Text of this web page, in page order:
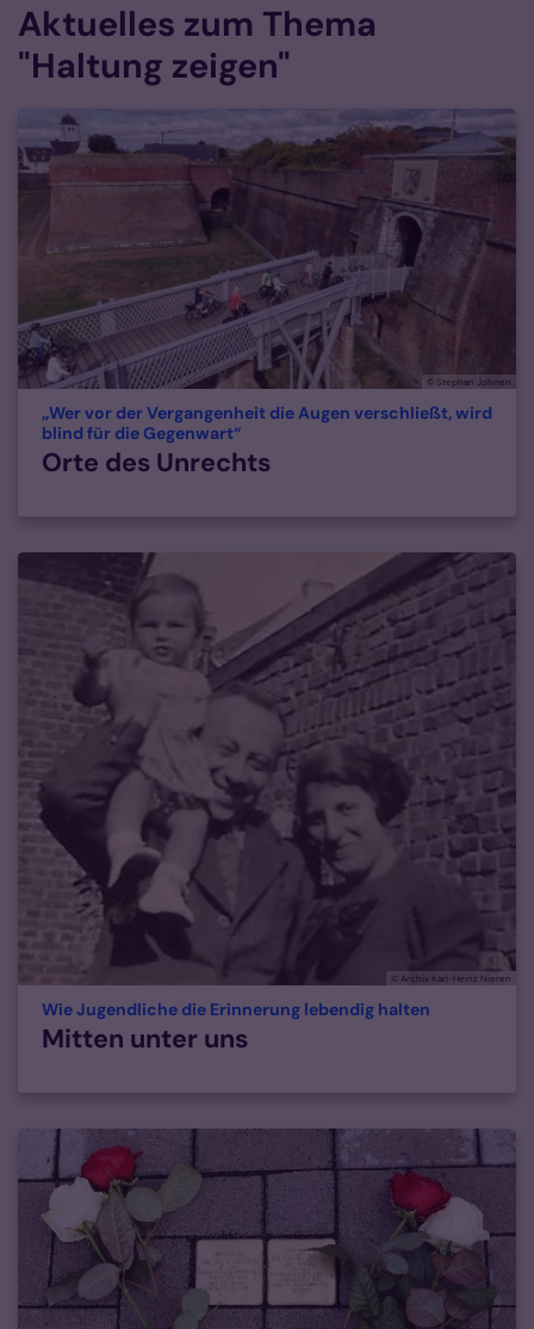
Aktuelles zum Thema
"Haltung zeigen"
© Stephan Johnen
„Wer vor der Vergangenheit die Augen verschließt, wird
blind für die Gegenwart“:
Orte des Unrechts
© Archiv Karl-Heinz Nieren
Wie Jugendliche die Erinnerung lebendig halten
Mitten unter uns